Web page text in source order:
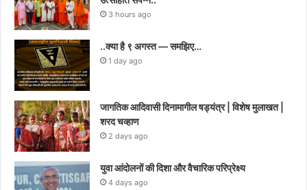
3 hours ago
..क्या है ९ अगस्त — समझिए…
1 day ago
जागतिक आदिवासी दिनामागील षड्यंत्र | विशेष मुलाखत |
शरद चव्हाण
2 days ago
युवा आंदोलनों की दिशा और वैचारिक परिप्रेक्ष्य
4 days ago